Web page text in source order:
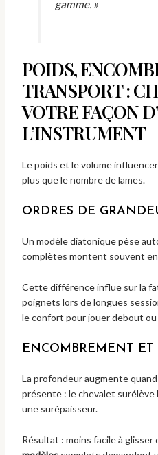
gamme. »
POIDS,
TRANSPORT :
VOTRE FAÇON
L’INSTRUMENT
Le poids et le volume
plus que le nombre de lames.
ORDRES DE
Un modèle diatonique pèse
complètes montent souvent
Cette différence influe sur la
poignets lors de longues
le confort pour jouer debout
ENCOMBREMENT ET
La profondeur augmente
présente : le chevalet
une surépaisseur.
Résultat : moins facile à glisser